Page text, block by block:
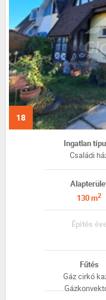
18
Ingatlan
Családi
130 m2
Építés
Fűtés
Gáz cirkó